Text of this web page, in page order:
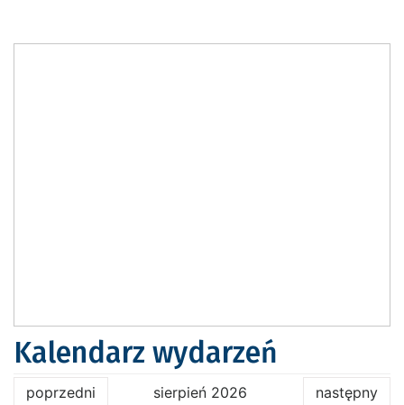
Kalendarz wydarzeń
poprzedni sierpień 2026 następny